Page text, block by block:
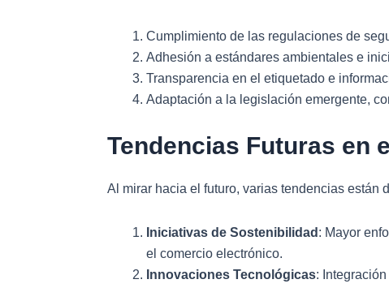
Cumplimiento de las regulaciones de
Adhesión a estándares ambientales e
Transparencia en el etiquetado e
Adaptación a la legislación emergente,
Tendencias Futuras en
Al mirar hacia el futuro, varias tendencias están
Iniciativas de Sostenibilidad : Mayor
el comercio electrónico.
Innovaciones Tecnológicas: